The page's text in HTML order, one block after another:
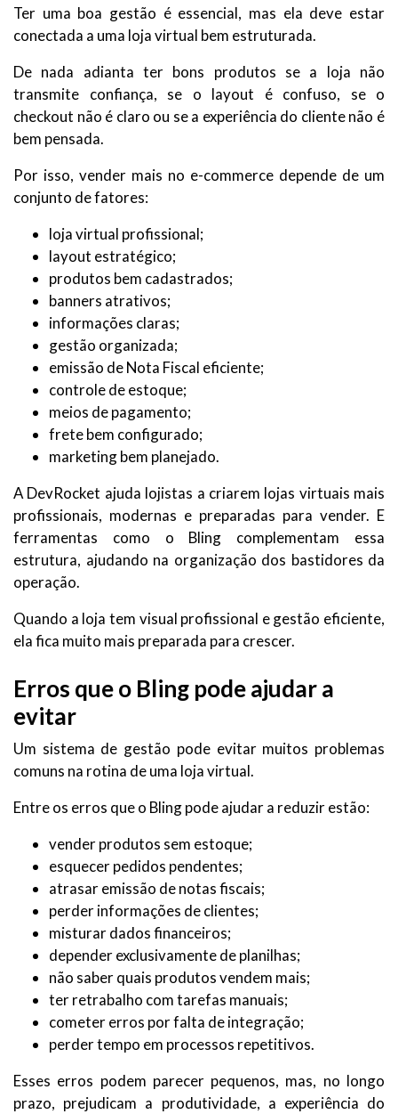
Ter uma boa gestão é essencial, mas ela deve estar
conectada a uma loja virtual bem estruturada.
De nada adianta ter bons produtos se a loja não
transmite confiança, se o layout é confuso, se o
checkout não é claro ou se a experiência do cliente não é
bem pensada.
Por isso, vender mais no e-commerce depende de um
conjunto de fatores:
loja virtual profissional;
layout estratégico;
produtos bem cadastrados;
banners atrativos;
informações claras;
gestão organizada;
emissão de Nota Fiscal eficiente;
controle de estoque;
meios de pagamento;
frete bem configurado;
marketing bem planejado.
A DevRocket ajuda lojistas a criarem lojas virtuais mais
profissionais, modernas e preparadas para vender. E
ferramentas como o Bling complementam essa
estrutura, ajudando na organização dos bastidores da
operação.
Quando a loja tem visual profissional e gestão eficiente,
ela fica muito mais preparada para crescer.
Erros que o Bling pode ajudar a
evitar
Um sistema de gestão pode evitar muitos problemas
comuns na rotina de uma loja virtual.
Entre os erros que o Bling pode ajudar a reduzir estão:
vender produtos sem estoque;
esquecer pedidos pendentes;
atrasar emissão de notas fiscais;
perder informações de clientes;
misturar dados financeiros;
depender exclusivamente de planilhas;
não saber quais produtos vendem mais;
ter retrabalho com tarefas manuais;
cometer erros por falta de integração;
perder tempo em processos repetitivos.
Esses erros podem parecer pequenos, mas, no longo
prazo, prejudicam a produtividade, a experiência do